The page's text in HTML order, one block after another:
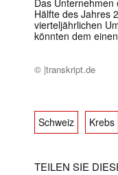
Das
Hälfte des Jahres
vierteljährlichen
könnten dem
© |transkript.de
Schweiz Krebs
TEILEN SIE